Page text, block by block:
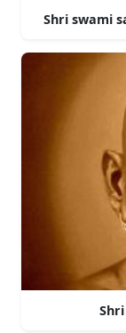
Shri swami